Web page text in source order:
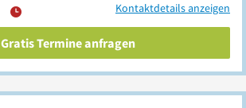
Kontaktdetails anzeigen
Gratis Termine anfragen